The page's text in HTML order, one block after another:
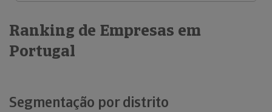
Ranking de Empresas em
Portugal
Segmentação por distrito